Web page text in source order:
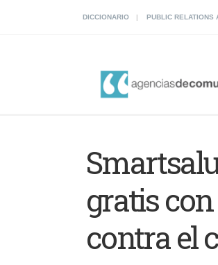
DICCIONARIO PUBLIC RELATIONS
gratis
contra el